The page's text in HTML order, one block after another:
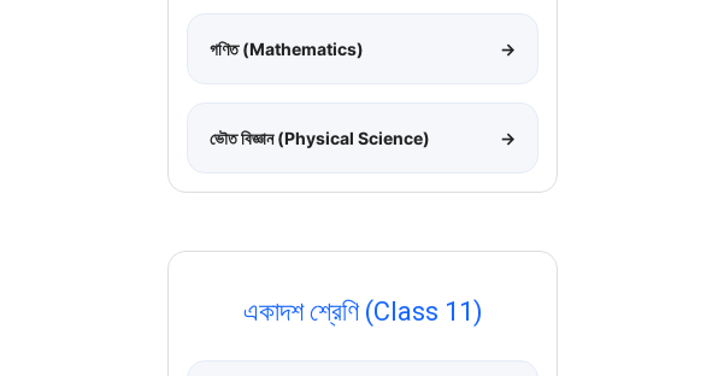
গণিত (Mathematics) →
ভৌত বিজ্ঞান (Physical Science) →
একাদশ শ্রেণি (Class 11)